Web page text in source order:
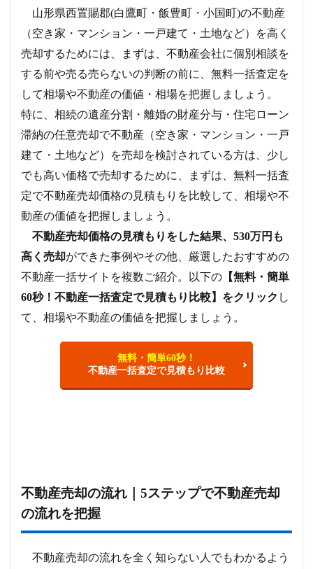
山形県西置賜郡(白鷹町・飯豊町・小国町)の不動産
（空き家・マンション・一戸建て・土地など）を高く
売却するためには、まずは、不動産会社に個別相談を
する前や売る売らないの判断の前に、無料一括査定を
して相場や不動産の価値・相場を把握しましょう。
特に、相続の遺産分割・離婚の財産分与・住宅ローン
滞納の任意売却で不動産（空き家・マンション・一戸
建て・土地など）を売却を検討されている方は、少し
でも高い価格で売却するために、まずは、無料一括査
定で不動産売却価格の見積もりを比較して、相場や不
動産の価値を把握しましょう。
不動産売却価格の見積もりをした結果、530万円も
高く売却ができた事例やその他、厳選したおすすめの
不動産一括サイトを複数ご紹介。以下の 【無料・簡単
60秒！不動産一括査定で見積もり比較】をクリック し
て、相場や不動産の価値を把握しましょう。
無料・簡単60秒！
不動産一括査定で見積もり比較
不動産売却の流れ｜5ステップで不動産売却
の流れを把握
不動産売却の流れを全く知らない人でもわかるよう